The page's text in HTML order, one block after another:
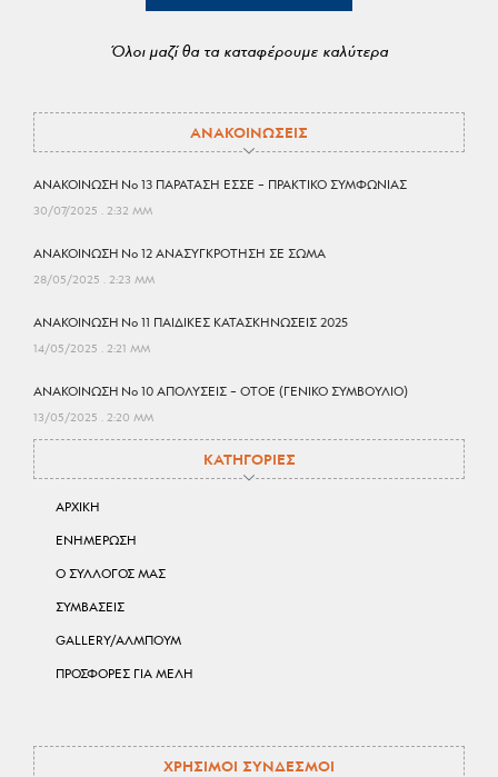
Όλοι μαζί θα τα καταφέρουμε καλύτερα
ΑΝΑΚΟΙΝΩΣΕΙΣ
ΑΝΑΚΟΙΝΩΣΗ No 13 ΠΑΡΑΤΑΣΗ ΕΣΣΕ – ΠΡΑΚΤΙΚΟ ΣΥΜΦΩΝΙΑΣ
30/07/2025 2:32 ΜΜ
ΑΝΑΚΟΙΝΩΣΗ No 12 ΑΝΑΣΥΓΚΡΟΤΗΣΗ ΣΕ ΣΩΜΑ
28/05/2025 2:23 ΜΜ
ΑΝΑΚΟΙΝΩΣΗ No 11 ΠΑΙΔΙΚΕΣ ΚΑΤΑΣΚΗΝΩΣΕΙΣ 2025
14/05/2025 2:21 ΜΜ
ΑΝΑΚΟΙΝΩΣΗ No 10 ΑΠΟΛΥΣΕΙΣ – ΟΤΟΕ (ΓΕΝΙΚΟ ΣΥΜΒΟΥΛΙΟ)
13/05/2025 2:20 ΜΜ
ΚΑΤΗΓΟΡΙΕΣ
ΑΡΧΙΚΗ
ΕΝΗΜΕΡΩΣΗ
Ο ΣΥΛΛΟΓΟΣ ΜΑΣ
ΣΥΜΒΑΣΕΙΣ
GALLERY/ΑΛΜΠΟΥΜ
ΠΡΟΣΦΟΡΕΣ ΓΙΑ ΜΕΛΗ
ΧΡΗΣΙΜΟΙ ΣΥΝΔΕΣΜΟΙ